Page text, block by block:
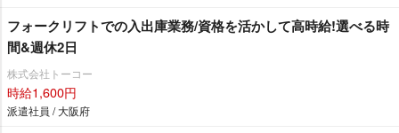
フォークリフトでの入出庫業務/資格を活かして高時給!選べる時
間&週休2日
株式会社トーコー
時給1,600円
派遣社員 / 大阪府